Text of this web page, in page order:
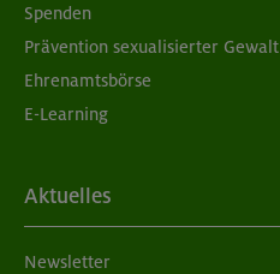
Spenden
Prävention sexualisierter Gewalt
Ehrenamtsbörse
E-Learning
Aktuelles
Newsletter